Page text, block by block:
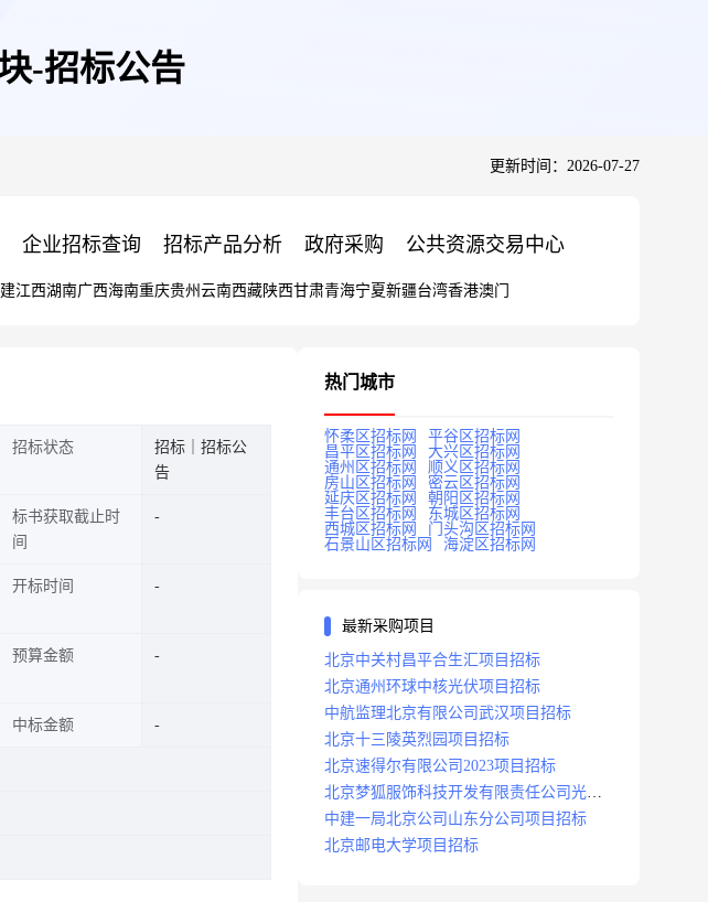
-招标公告
更新时间：2026-07-27
企业招标查询 招标产品分析 政府采购 公共资源交易中心
江西湖南广西海南重庆贵州 云南西藏陕西甘肃青海宁夏新疆台湾香港澳门
招标状态
招标｜招标公
告
标书获取截止时
间
开标时间
预算金额
中标金额
热门城市
怀柔区招标网
平谷区招标网
昌平区招标网
大兴区招标网
通州区招标网
顺义区招标网
房山区招标网
密云区招标网
延庆区招标网
朝阳区招标网
丰台区招标网
东城区招标网
西城区招标网
门头沟区招标网
石景山区招标网
海淀区招标网
最新采购项目
北京中关村昌平合生汇项目招标
北京通州环球中核光伏项目招标
中航监理北京有限公司武汉项目招标
北京十三陵英烈园项目招标
北京速得尔有限公司2023项目招标
北京梦狐服饰科技开发有限责任公司光绿
能项目招标公告
中建一局北京公司山东分公司项目招标
北京邮电大学项目招标